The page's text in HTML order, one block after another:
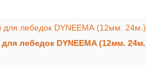
лебедок DYNEEMA (12мм.